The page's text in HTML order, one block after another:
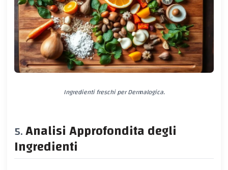
Ingredienti freschi per Dermalogica.
Analisi Approfondita degli
Ingredienti